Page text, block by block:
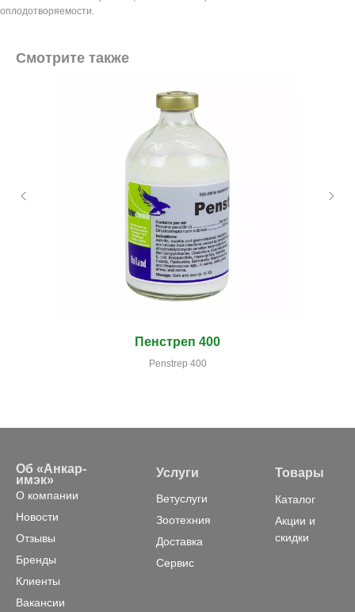
оплодотворяемости.
Смотрите также
Пенстреп 400
Penstrep 400
Об «Анкар-
имэк»
О компании
Новости
Отзывы
Бренды
Клиенты
Вакансии
Услуги
Ветуслуги
Доставка
Сервис
Зоотехния
Товары
Каталог
Акции и
скидки